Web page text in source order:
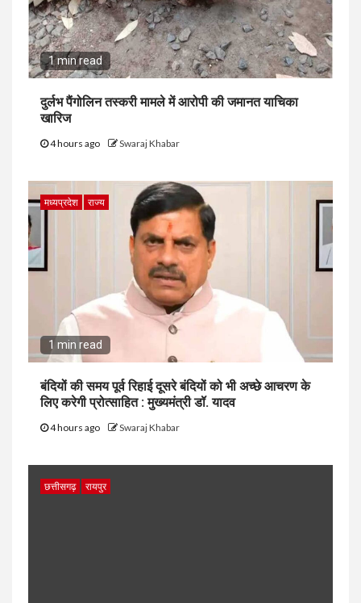
1 min read
दुर्लभ पैंगोलिन तस्करी मामले में आरोपी की जमानत याचिका
खारिज
4 hours ago Swaraj Khabar
मध्यप्रदेश राज्य
1 min read
बंदियों की समय पूर्व रिहाई दूसरे बंदियों को भी अच्छे आचरण के
लिए करेगी प्रोत्साहित : मुख्यमंत्री डॉ. यादव
4 hours ago Swaraj Khabar
छत्तीसगढ़ रायपुर